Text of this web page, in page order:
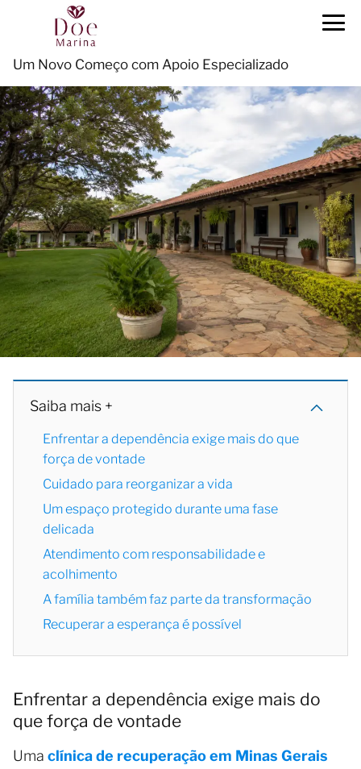
Um Novo Começo com Apoio Especializado
Saiba mais +
Enfrentar a dependência exige mais do que
força de vontade
Cuidado para reorganizar a vida
Um espaço protegido durante uma fase
delicada
Atendimento com responsabilidade e
acolhimento
A família também faz parte da transformação
Recuperar a esperança é possível
Enfrentar a dependência exige mais do
que força de vontade
Uma clínica de recuperação em Minas Gerais